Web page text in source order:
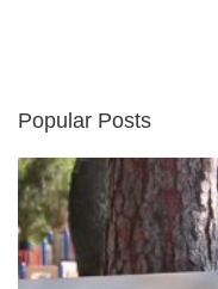
Popular Posts